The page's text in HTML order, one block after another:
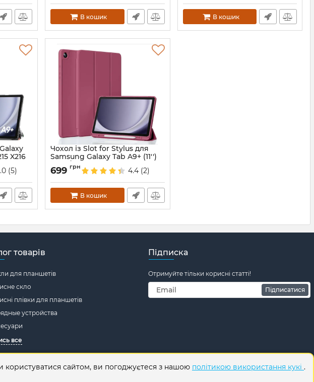
В кошик В кошик
X216
(5)
Чохол із Slot for Stylus для
Samsung Galaxy Tab A9+ (11'')
(X210/X215) Бордовий
Артикул: 67909
699 грн 4.4 (2)
В кошик
товарів
для планшетів
скло
плівки для планшетів
устройства
все
Підписка
Отримуйте тільки корисні статті!
Підписатися
користуватися сайтом, ви погоджуєтеся з нашою політикою використання кукі .